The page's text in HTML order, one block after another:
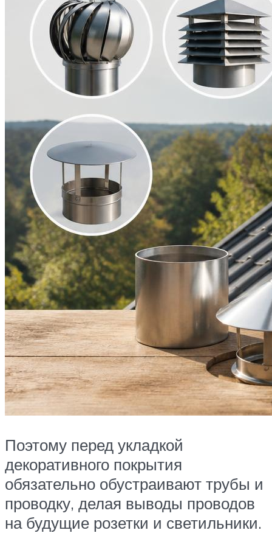
Поэтому перед укладкой
декоративного покрытия
обязательно обустраивают трубы и
проводку, делая выводы проводов
на будущие розетки и светильники.